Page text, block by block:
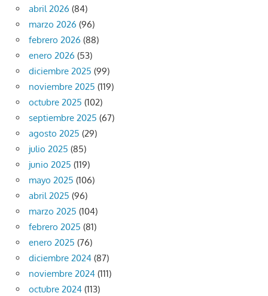
abril 2026 (84)
marzo 2026 (96)
febrero 2026 (88)
enero 2026 (53)
diciembre 2025 (99)
noviembre 2025 (119)
octubre 2025 (102)
septiembre 2025 (67)
agosto 2025 (29)
julio 2025 (85)
junio 2025 (119)
mayo 2025 (106)
abril 2025 (96)
marzo 2025 (104)
febrero 2025 (81)
enero 2025 (76)
diciembre 2024 (87)
noviembre 2024 (111)
octubre 2024 (113)